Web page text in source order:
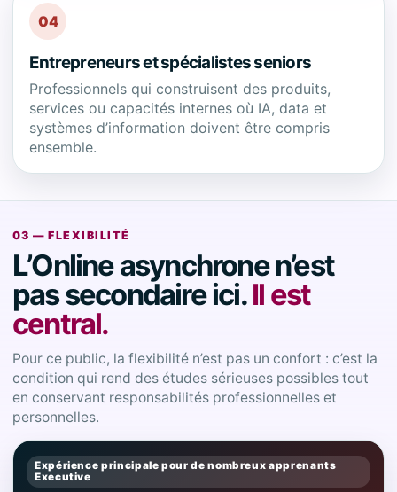
04
Entrepreneurs et spécialistes seniors
Professionnels qui construisent des produits,
services ou capacités internes où IA, data et
systèmes d’information doivent être compris
ensemble.
03 — FLEXIBILITÉ
L’Online asynchrone n’est
pas secondaire ici.Il est
central.
Pour ce public, la flexibilité n’est pas un confort : c’est la
condition qui rend des études sérieuses possibles tout
en conservant responsabilités professionnelles et
personnelles.
Expérience principale pour de nombreux apprenants
Executive